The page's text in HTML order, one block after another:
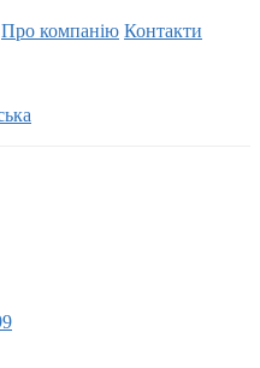
Про компанію Контакти